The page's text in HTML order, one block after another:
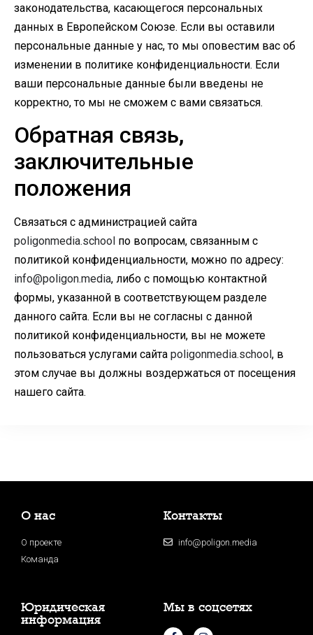
законодательства, касающегося персональных
данных в Европейском Союзе. Если вы оставили
персональные данные у нас, то мы оповестим вас об
изменении в политике конфиденциальности. Если
ваши персональные данные были введены не
корректно, то мы не сможем с вами связаться.
Обратная связь,
заключительные
положения
Связаться с администрацией сайта
poligonmedia.school по вопросам, связанным с
политикой конфиденциальности, можно по адресу:
info@poligon.media, либо с помощью контактной
формы, указанной в соответствующем разделе
данного сайта. Если вы не согласны с данной
политикой конфиденциальности, вы не можете
пользоваться услугами сайта poligonmedia.school, в
этом случае вы должны воздержаться от посещения
нашего сайта.
О нас
О проекте
Команда
Контакты
info@poligon.media
Юридическая
информация
Мы в соцсетях